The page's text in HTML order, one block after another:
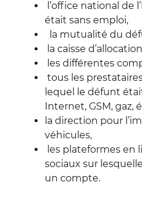
l’office national de
était sans emploi,
la mutualité du
la caisse
les différentes
tous les
lequel le défunt
Internet, GSM, gaz,
la direction pour
véhicules,
les plateformes en
sociaux sur
un compte.